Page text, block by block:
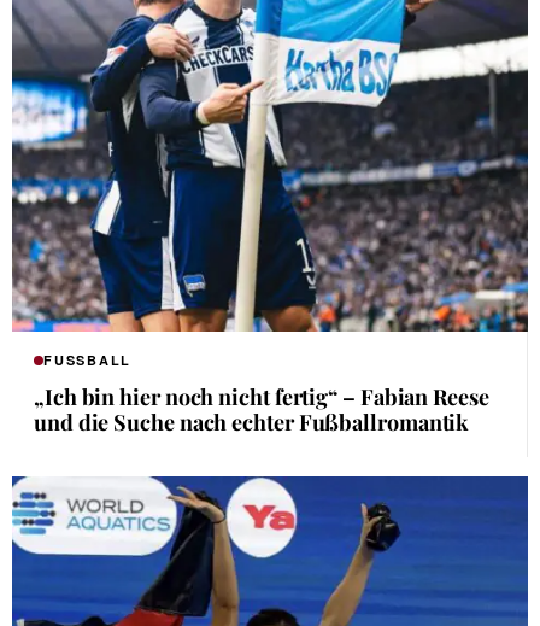
FUSSBALL
„Ich bin hier noch nicht fertig“ – Fabian Reese
und die Suche nach echter Fußballromantik